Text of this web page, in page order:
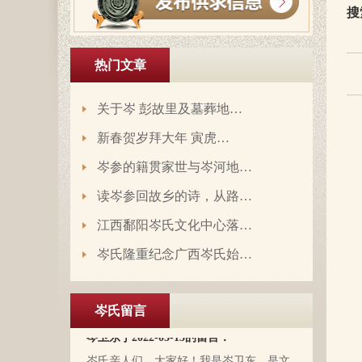
热门文章
关于岑 彭故里及墓葬地…
新春贺岁拜大年 寅虎…
岑参的籍贯家世与岑河地…
读岑参回故乡的诗，从路…
江西鄱阳岑氏文化中心落…
岑氏隆重纪念广西岑氏始…
岑氏留言
岑延旺于2022-10-27的留言：
文革时期族谱被毁，但是按照广西西林字
辈排序，不知道我们是哪里来的了，老一
辈说以前跟桂岭一带岑氏族人有联系，进
入21世纪后，没联系了……有没有人考证
一下。
岑卫东于2022-05-13的留言：
岑氏亲人们，大家好！我是岑卫东，是文
搜